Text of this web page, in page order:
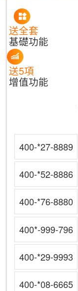
送全套
基礎功能
送5項
增值功能
400-*27-8889
400-*52-8886
400-*76-8880
400*-999-796
400-*29-9993
400-*08-6665